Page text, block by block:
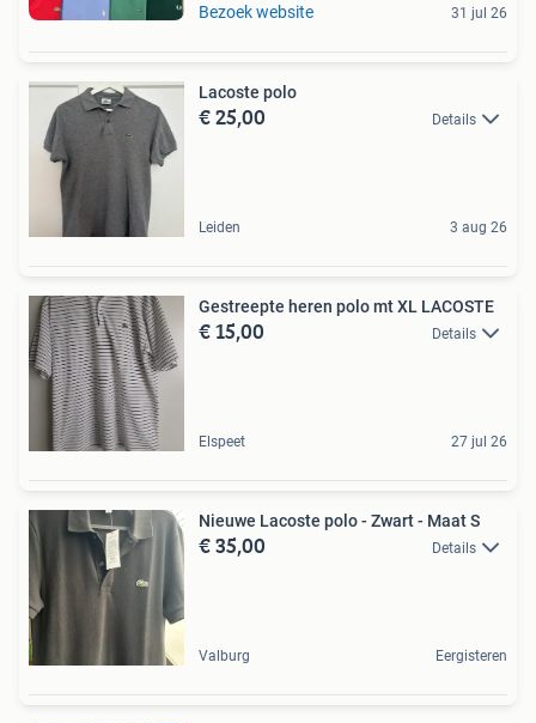
Bezoek website 31 jul 26
Lacoste polo
€ 25,00 Details
Leiden 3 aug 26
Gestreepte heren polo mt XL LACOSTE
€ 15,00 Details
Elspeet 27 jul 26
Nieuwe Lacoste polo - Zwart - Maat S
€ 35,00 Details
Valburg Eergisteren